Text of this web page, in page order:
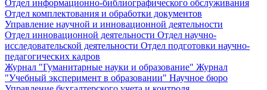
Отдел информационно-библиографического обслуживания
Отдел комплектования и обработки документов
Управление научной и инновационной деятельности
Отдел инновационной деятельности Отдел научно-
исследовательской деятельности Отдел подготовки научно-
педагогических кадров
Журнал "Гуманитарные науки и образование" Журнал
"Учебный эксперимент в образовании" Научное бюро